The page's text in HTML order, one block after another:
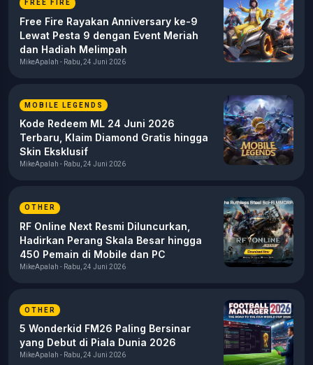
FREE FIRE
Free Fire Rayakan Anniversary ke-9
Lewat Pesta 9 dengan Event Meriah
dan Hadiah Melimpah
MikeApalah - Rabu, 24 Juni 2026
MOBILE LEGENDS
Kode Redeem ML 24 Juni 2026
Terbaru, Klaim Diamond Gratis hingga
Skin Eksklusif
MikeApalah - Rabu, 24 Juni 2026
OTHER
RF Online Next Resmi Diluncurkan,
Hadirkan Perang Skala Besar hingga
450 Pemain di Mobile dan PC
MikeApalah - Rabu, 24 Juni 2026
OTHER
5 Wonderkid FM26 Paling Bersinar
yang Debut di Piala Dunia 2026
MikeApalah - Rabu, 24 Juni 2026